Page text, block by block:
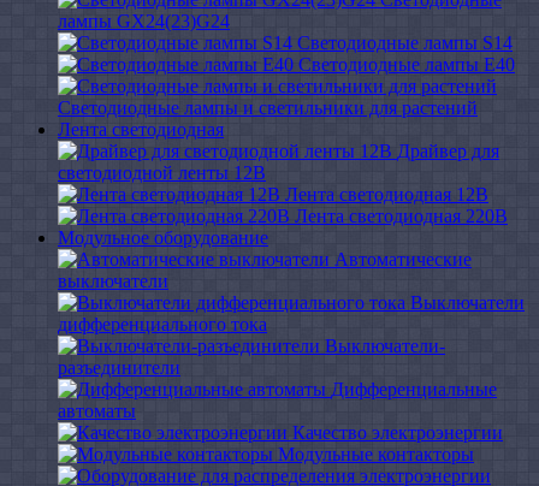
лампы GX24(23)G24
Светодиодные лампы S14
Светодиодные лампы Е40
Светодиодные лампы и светильники для растений
Лента светодиодная
Драйвер для
светодиодной ленты 12В
Лента светодиодная 12В
Лента светодиодная 220В
Модульное оборудование
Автоматические
выключатели
Выключатели
дифференциального тока
Выключатели-
разъединители
Дифференциальные
автоматы
Качество электроэнергии
Модульные контакторы